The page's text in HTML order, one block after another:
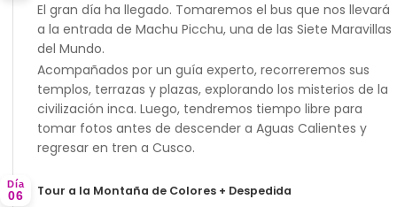
El gran día ha llegado. Tomaremos el bus que nos llevará
a la entrada de Machu Picchu, una de las Siete Maravillas
del Mundo.
Acompañados por un guía experto, recorreremos sus
templos, terrazas y plazas, explorando los misterios de la
civilización inca. Luego, tendremos tiempo libre para
tomar fotos antes de descender a Aguas Calientes y
regresar en tren a Cusco.
Día
06 Tour a la Montaña de Colores + Despedida